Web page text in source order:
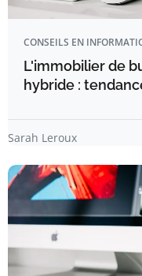
CONSEILS EN
L'immobilier de
hybride :
Sarah Leroux